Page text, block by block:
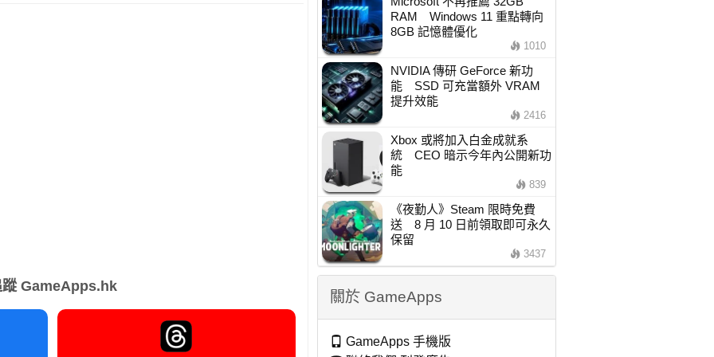
蹤 GameApps.hk
RAM Windows 11 重點轉向
8GB 記憶體優化
1010
NVIDIA 傳研 GeForce 新功
能 SSD 可充當額外 VRAM
提升效能
2416
Xbox 或將加入白金成就系
統 CEO 暗示今年內公開新功
能
839
《夜勤人》Steam 限時免費
送 8 月 10 日前領取即可永久
保留
3437
關於 GameApps
GameApps 手機版